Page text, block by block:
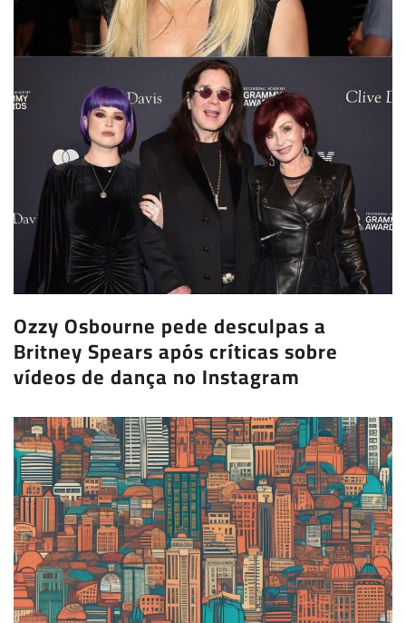
Ozzy Osbourne pede desculpas a
Britney Spears após críticas sobre
vídeos de dança no Instagram